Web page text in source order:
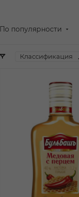
По популярности
Классификация